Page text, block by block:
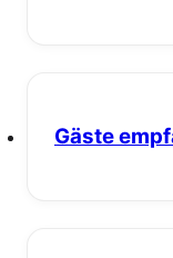
Gäste